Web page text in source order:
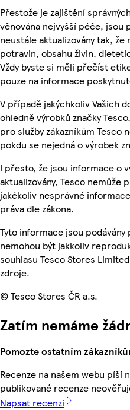
Přestože je zajištění
věnována nejvyšší péče,
neustále aktualizovány tak,
potravin, obsahu živin,
Vždy byste si měli přečíst
pouze na informace
V případě jakýchkoliv Vašich
ohledně výrobků značky
pro služby zákazníkům Tesco
pokdu se nejedná o výrobek
I přesto, že jsou informace o
aktualizovány, Tesco nemůže
jakékoliv nesprávné
práva dle zákona.
Tyto informace jsou
nemohou být jakkoliv
souhlasu Tesco Stores
zdroje.
© Tesco Stores ČR a.s.
Zatím nemáme
Pomozte ostatním
Recenze na našem webu píší
publikované recenze
Napsat recenzi